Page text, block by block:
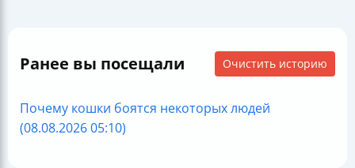
Ранее вы посещали Очистить историю
Почему кошки боятся некоторых людей
(08.08.2026 05:10)